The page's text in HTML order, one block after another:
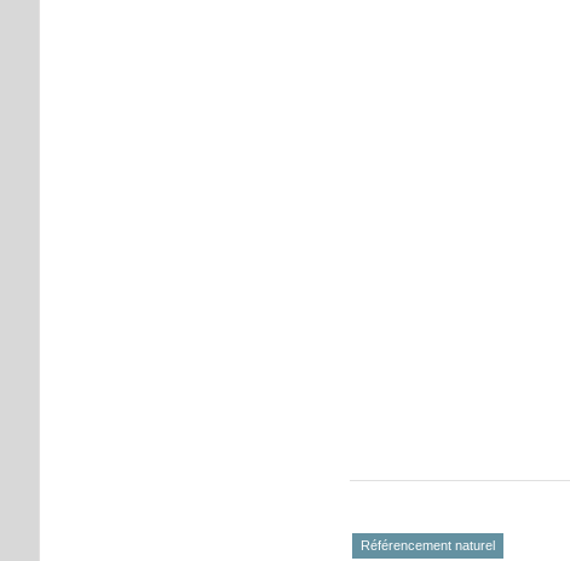
Référencement naturel